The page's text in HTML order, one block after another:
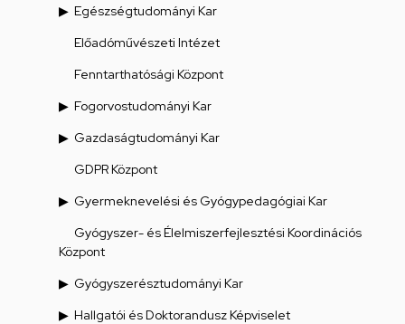
Egészségtudományi Kar
Előadóművészeti Intézet
Fenntarthatósági Központ
Fogorvostudományi Kar
Gazdaságtudományi Kar
GDPR Központ
Gyermeknevelési és Gyógypedagógiai Kar
Gyógyszer- és Élelmiszerfejlesztési Koordinációs
Központ
Gyógyszerésztudományi Kar
Hallgatói és Doktorandusz Képviselet